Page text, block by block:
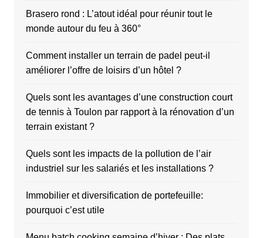
Brasero rond : L’atout idéal pour réunir tout le
monde autour du feu à 360°
Comment installer un terrain de padel peut-il
améliorer l’offre de loisirs d’un hôtel ?
Quels sont les avantages d’une construction court
de tennis à Toulon par rapport à la rénovation d’un
terrain existant ?
Quels sont les impacts de la pollution de l’air
industriel sur les salariés et les installations ?
Immobilier et diversification de portefeuille:
pourquoi c’est utile